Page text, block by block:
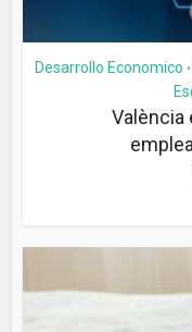
Desarrollo Economico •
València